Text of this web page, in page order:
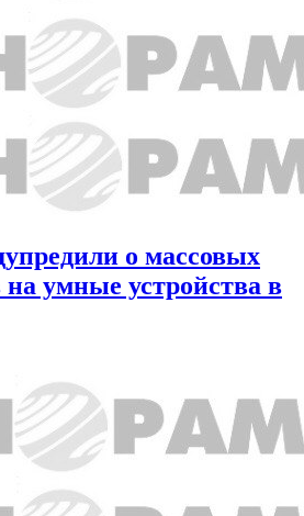
о массовых
на умные устройства в